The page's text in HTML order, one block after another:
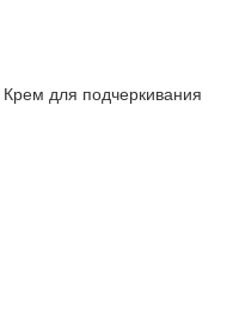
Крем для подчеркивания